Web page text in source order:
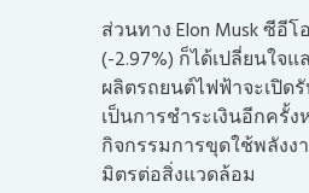
ส่วนทาง Elon Musk ซีอีโ
(-2.97%) ก็ได้เปลี่ยนใจ
ผลิตรถยนต์ไฟฟ้าจะเปิดรั
เป็นการชำระเงินอีกครั้ง
กิจกรรมการขุดใช้พลังง
มิตรต่อสิ่งแวดล้อม